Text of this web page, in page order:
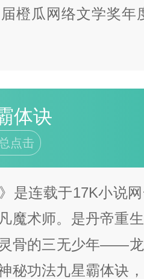
橙瓜网络文学奖年
体诀
点击
是连载于17K小说
魔术师。是丹帝重
骨的三无少年——
秘功法九星霸体诀